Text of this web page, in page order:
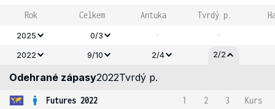
Rok Celkem Antuka Tvrdý p.
2025 0/3 - -
2022 9/10 2/4 2/2
Odehrané zápasy2022Tvrdý p.
Futures 2022 1 2 3
Kurs